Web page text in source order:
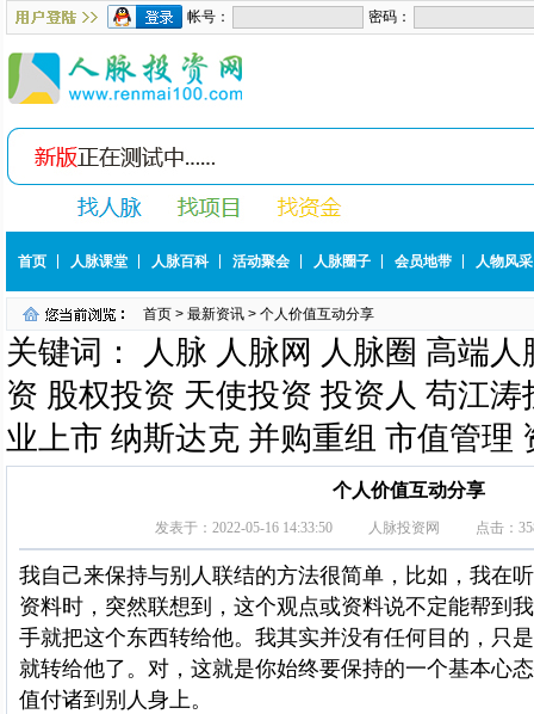
首页 人脉课堂 人脉百科 活动聚会 人脉圈子 会员地带 人物风采
首页 > 最新资讯 > 个人价值互动分享
关键词： 人脉 人脉网 人脉圈 高端
资 股权投资 天使投资 投资人 苟江涛
业上市 纳斯达克 并购重组 市值管理
个人价值互动分享
发表于： 2022-05-16 14:33:50 人脉投资网 点击：
我自己来保持与别人联结的方法很简单，比如，我在
资料时，突然联想到，这个观点或资料说不定能帮到
手就把这个东西转给他。我其实并没有任何目的，只
就转给他了。对，这就是你始终要保持的一个基本
值付诸到别人身上。